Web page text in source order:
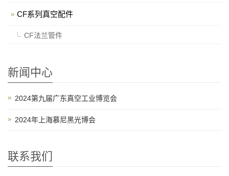
CF系列真空配件
CF法兰管件
新闻中心
2024第九届广东真空工业博览会
2024年上海慕尼黑光博会
联系我们